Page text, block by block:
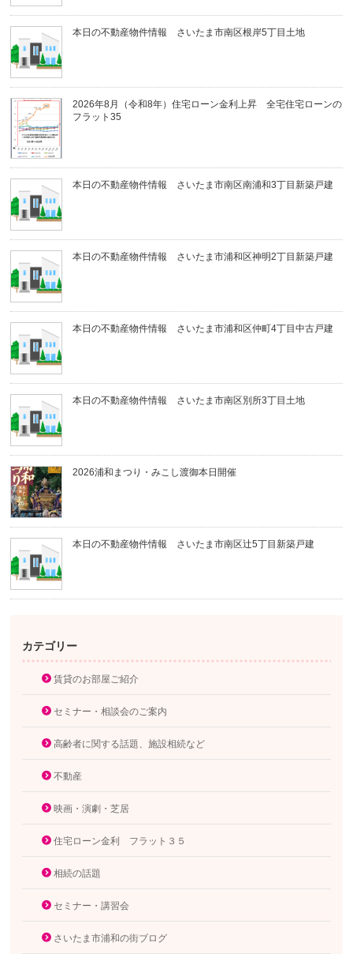
本日の不動産物件情報 さいたま市南区根岸5丁目土地
2026年8月（令和8年）住宅ローン金利上昇 全宅住宅ローンの
フラット35
本日の不動産物件情報 さいたま市南区南浦和3丁目新築戸建
本日の不動産物件情報 さいたま市浦和区神明2丁目新築戸建
本日の不動産物件情報 さいたま市浦和区仲町4丁目中古戸建
本日の不動産物件情報 さいたま市南区別所3丁目土地
2026浦和まつり・みこし渡御本日開催
本日の不動産物件情報 さいたま市南区辻5丁目新築戸建
カテゴリー
賃貸のお部屋ご紹介
セミナー・相談会のご案内
高齢者に関する話題、施設相続など
不動産
映画・演劇・芝居
住宅ローン金利 フラット３５
相続の話題
セミナー・講習会
さいたま市浦和の街ブログ